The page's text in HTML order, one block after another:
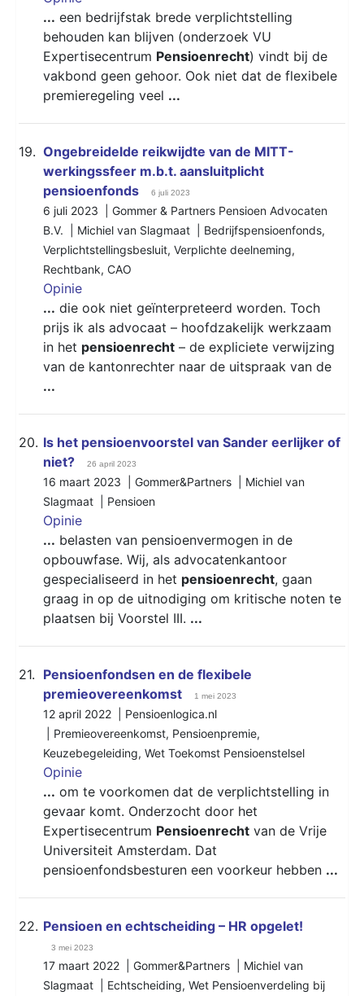
... een bedrijfstak brede verplichtstelling
behouden kan blijven (onderzoek VU
Expertisecentrum Pensioenrecht) vindt bij de
vakbond geen gehoor. Ook niet dat de flexibele
premieregeling veel ...
19. Ongebreidelde reikwijdte van de MITT-
werkingssfeer m.b.t. aansluitplicht
pensioenfonds
6 juli 2023
6 juli 2023 | Gommer & Partners Pensioen Advocaten
B.V. | Michiel van Slagmaat | Bedrijfspensioenfonds,
Verplichtstellingsbesluit, Verplichte deelneming,
Rechtbank, CAO
Opinie
... die ook niet geïnterpreteerd worden. Toch
prijs ik als advocaat – hoofdzakelijk werkzaam
in het pensioenrecht – de expliciete verwijzing
van de kantonrechter naar de uitspraak van de
...
20. Is het pensioenvoorstel van Sander eerlijker of
niet?
26 april 2023
16 maart 2023 | Gommer&Partners | Michiel van
Slagmaat | Pensioen
Opinie
... belasten van pensioenvermogen in de
opbouwfase. Wij, als advocatenkantoor
gespecialiseerd in het pensioenrecht, gaan
graag in op de uitnodiging om kritische noten te
plaatsen bij Voorstel III. ...
21. Pensioenfondsen en de flexibele
premieovereenkomst
1 mei 2023
12 april 2022 | Pensioenlogica.nl
Premieovereenkomst, Pensioenpremie,
Keuzebegeleiding, Wet Toekomst Pensioenstelsel
Opinie
... om te voorkomen dat de verplichtstelling in
gevaar komt. Onderzocht door het
Expertisecentrum Pensioenrecht van de Vrije
Universiteit Amsterdam. Dat
pensioenfondsbesturen een voorkeur hebben ...
22. Pensioen en echtscheiding – HR opgelet!
3 mei 2023
17 maart 2022 | Gommer&Partners | Michiel van
Slagmaat | Echtscheiding, Wet Pensioenverdeling bij